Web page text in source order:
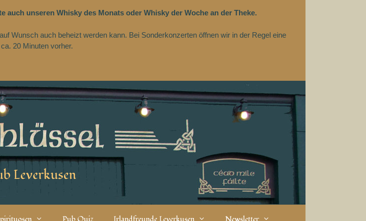
auch unseren Whisky des Monats oder Whisky der Woche an der Theke.
Wunsch auch beheizt werden kann. Bei Sonderkonzerten öffnen wir in der Regel eine
20 Minuten vorher.
Leverkusen